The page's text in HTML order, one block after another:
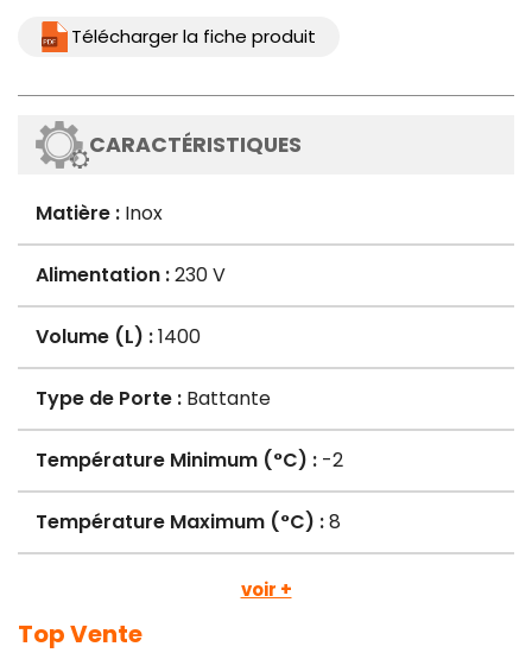
Télécharger la fiche produit
CARACTÉRISTIQUES
Matière : Inox
Alimentation :230 V
Volume (L) :1400
Type de Porte : Battante
Température Minimum (°C) : -2
Température Maximum (°C) :8
voir +
Top Vente